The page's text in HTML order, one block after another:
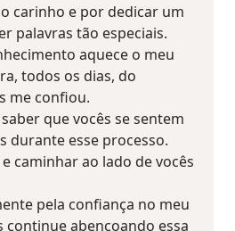
carinho e por dedicar um
palavras tão especiais.
aquece o meu
todos os dias, do
me confiou.
que vocês se sentem
durante esse processo.
caminhar ao lado de vocês
pela confiança no meu
continue abençoando essa